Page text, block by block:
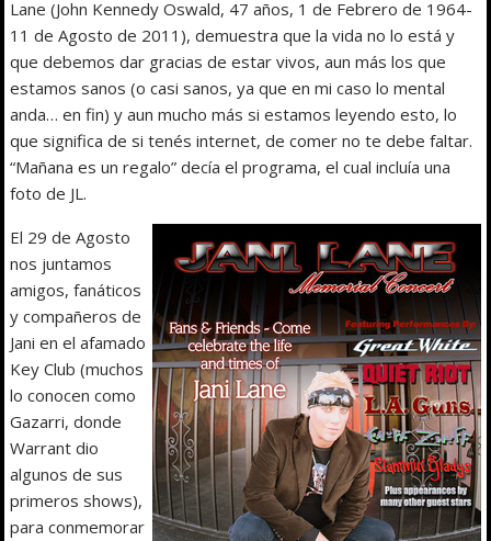
Lane (John Kennedy Oswald, 47 años, 1 de Febrero de 1964-
11 de Agosto de 2011), demuestra que la vida no lo está y
que debemos dar gracias de estar vivos, aun más los que
estamos sanos (o casi sanos, ya que en mi caso lo mental
anda… en fin) y aun mucho más si estamos leyendo esto, lo
que significa de si tenés internet, de comer no te debe faltar.
“Mañana es un regalo” decía el programa, el cual incluía una
foto de JL.
El 29 de Agosto
nos juntamos
amigos, fanáticos
y compañeros de
Jani en el afamado
Key Club (muchos
lo conocen como
Gazarri, donde
Warrant dio
algunos de sus
primeros shows),
para conmemorar